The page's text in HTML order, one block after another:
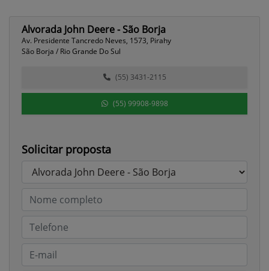
Alvorada John Deere - São Borja
Av. Presidente Tancredo Neves, 1573, Pirahy
São Borja / Rio Grande Do Sul
(55) 3431-2115
(55) 99908-9898
Solicitar proposta